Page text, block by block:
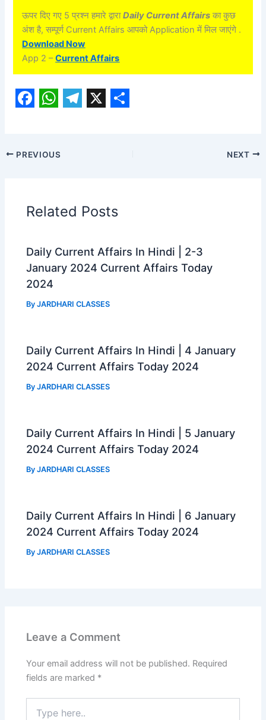
ऊपर दिए गए 5 प्रश्न हमारे द्वाराDaily Current Affairs का कुछ
अंश है, सम्पूर्ण Current Affairs आपको Application में मिल जाएंगे .
Download Now
App 2 –Current Affairs
c a
A
p
r
m
PREVIOUS NEXT
Related Posts
Daily Current Affairs In Hindi | 2-3
January 2024 Current Affairs Today
2024
ByJARDHARI CLASSES
Daily Current Affairs In Hindi | 4 January
2024 Current Affairs Today 2024
ByJARDHARI CLASSES
Daily Current Affairs In Hindi | 5 January
2024 Current Affairs Today 2024
ByJARDHARI CLASSES
Daily Current Affairs In Hindi | 6 January
2024 Current Affairs Today 2024
ByJARDHARI CLASSES
Leave a Comment
Your email address will not be published. Required
fields are marked *
here..